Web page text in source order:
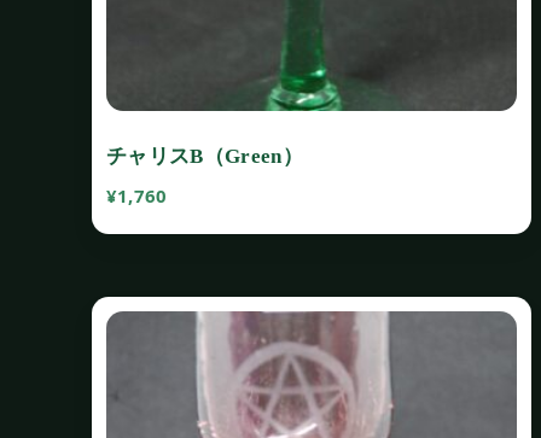
チャリスB（Green）
¥1,760